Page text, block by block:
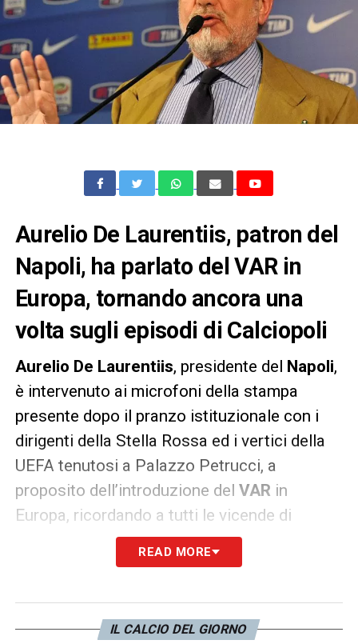
Aurelio De Laurentiis, patron del
Napoli, ha parlato del VAR in
Europa, tornando ancora una
volta sugli episodi di Calciopoli
Aurelio De Laurentiis, presidente del Napoli,
è intervenuto ai microfoni della stampa
presente dopo il pranzo istituzionale con i
dirigenti della Stella Rossa ed i vertici della
UEFA tenutosi a Palazzo Petrucci, a
proposito dell’introduzione del VAR in
Europa, ricordando a tutti le vicende di
successe in Italia.
un grande handicap psicologico come
Calciopoli, che ci ha tarato e non poco. Non
READ MORE
IL CALCIO DEL GIORNO